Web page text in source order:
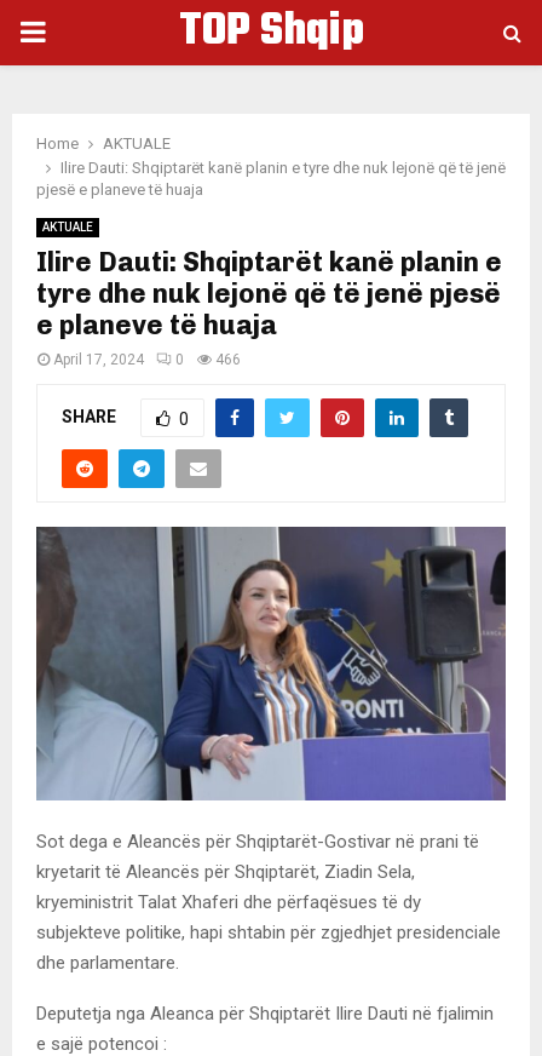
PRIMARY
TOP Shqip
Home
AKTUALE
Ilire Dauti: Shqiptarët kanë planin e tyre dhe nuk lejonë që të jenë
pjesë e planeve të huaja
AKTUALE
Ilire Dauti: Shqiptarët kanë planin e
tyre dhe nuk lejonë që të jenë pjesë
e planeve të huaja
April 17, 2024 0 466
SHARE 0
Sot dega e Aleancës për Shqiptarët-Gostivar në prani të
kryetarit të Aleancës për Shqiptarët, Ziadin Sela,
kryeministrit Talat Xhaferi dhe përfaqësues të dy
subjekteve politike, hapi shtabin për zgjedhjet presidenciale
dhe parlamentare.
Deputetja nga Aleanca për Shqiptarët Ilire Dauti në fjalimin
e sajë potencoi :